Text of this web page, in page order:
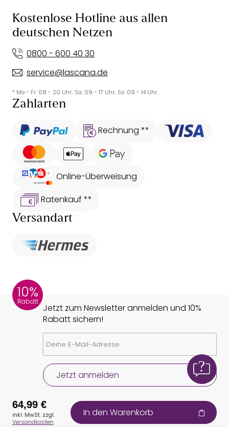
Kostenlose Hotline aus allen
deutschen Netzen
0800 - 600 40 30
service@lascana.de
* Mo - Fr: 08 - 20 Uhr; Sa: 09 - 17 Uhr; So: 09 - 14 Uhr.
Zahlarten
Rechnung **
Online-Überweisung
Ratenkauf **
Versandart
10%
Rabatt
Jetzt zum Newsletter anmelden und 10%
Rabatt sichern!
Jetzt anmelden
64,99 €
inkl. MwSt. zzgl.
Versandkosten
In den Warenkorb